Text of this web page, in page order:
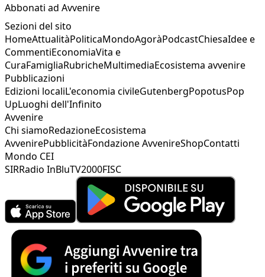
Abbonati ad Avvenire
Sezioni del sito
HomeAttualitàPoliticaMondoAgoràPodcastChiesaIdee e
CommentiEconomiaVita e
CuraFamigliaRubricheMultimediaEcosistema avvenire
Pubblicazioni
Edizioni localiL'economia civileGutenbergPopotusPop
UpLuoghi dell'Infinito
Avvenire
Chi siamoRedazioneEcosistema
AvvenirePubblicitàFondazione AvvenireShopContatti
Mondo CEI
SIRRadio InBluTV2000FISC